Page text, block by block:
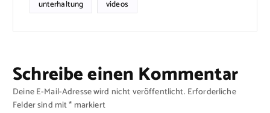
unterhaltung
videos
Schreibe einen Kommentar
Deine E-Mail-Adresse wird nicht veröffentlicht. Erforderliche
Felder sind mit*markiert